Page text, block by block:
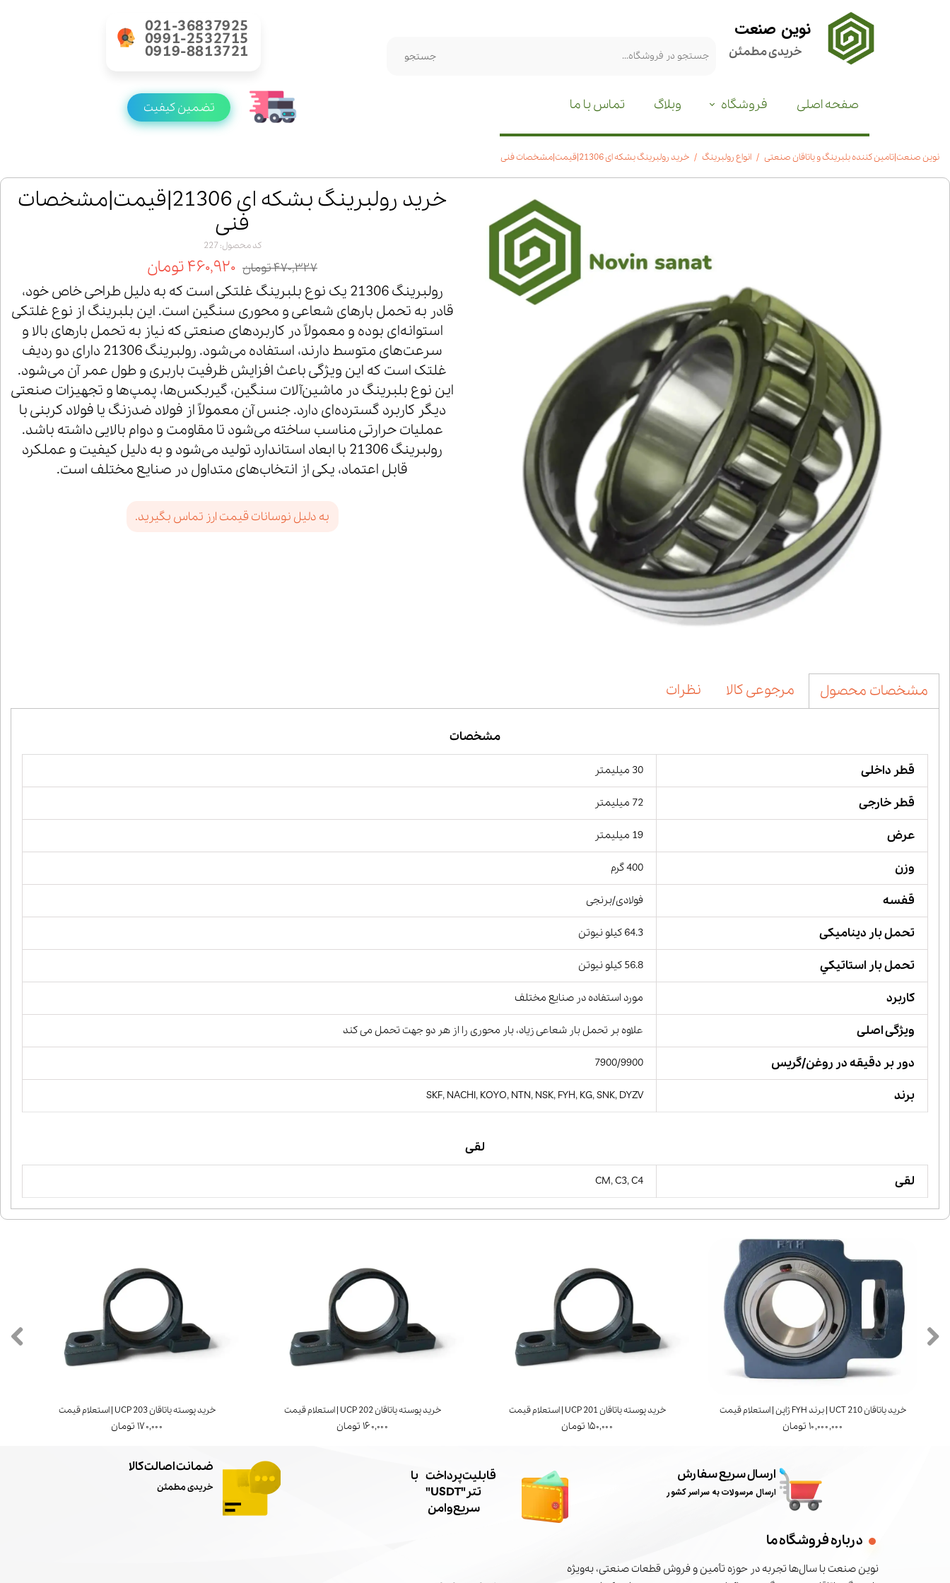
نوین صنعت
خریدی مطمئن
021-36837925
0991-2532715
0919-8813721 جستجو
تضمین کیفیت صفحه اصلی فروشگاه وبلاگ تماس با ما
نوین صنعت|تامین کننده بلبرینگ و یاتاقان صنعتی انواع رولبرینگ خرید رولبرینگ بشکه ای 21306|قیمت|مشخصات فنی
خرید رولبرینگ بشکه ای 21306|قیمت|مشخصات
فنی
کد محصول: 227
۴۷۰,۳۲۷ تومان ۴۶۰,۹۲۰ تومان
رولبرینگ 21306 یک نوع بلبرینگ غلتکی است که به دلیل طراحی خاص خود،
قادر به تحمل بارهای شعاعی و محوری سنگین است. این بلبرینگ از نوع غلتکی
استوانه‌ای بوده و معمولاً در کاربردهای صنعتی که نیاز به تحمل بارهای بالا و
سرعت‌های متوسط دارند، استفاده می‌شود. رولبرینگ 21306 دارای دو ردیف
غلتک است که این ویژگی باعث افزایش ظرفیت باربری و طول عمر آن می‌شود.
این نوع بلبرینگ در ماشین‌آلات سنگین، گیربکس‌ها، پمپ‌ها و تجهیزات صنعتی
دیگر کاربرد گسترده‌ای دارد. جنس آن معمولاً از فولاد ضدزنگ یا فولاد کربنی با
عملیات حرارتی مناسب ساخته می‌شود تا مقاومت و دوام بالایی داشته باشد.
رولبرینگ 21306 با ابعاد استاندارد تولید می‌شود و به دلیل کیفیت و عملکرد
قابل اعتماد، یکی از انتخاب‌های متداول در صنایع مختلف است.
به دلیل نوسانات قیمت ارز تماس بگیرید.
مشخصات محصول مرجوعی کالا نظرات
مشخصات
قطر داخلی 30 میلیمتر
قطر خارجی 72 میلیمتر
عرض 19 میلیمتر
وزن 400 گرم
قفسه فولادی/برنجی
تحمل بار دینامیکی 64.3 کیلو نیوتن
تحمل بار استاتيكي 56.8 کیلو نیوتن
کاربرد مورد استفاده در صنایع مختلف
ویژگی اصلی علاوه بر تحمل بار شعاعی زیاد، بار محوری را از هر دو جهت تحمل می کند
دور بر دقیقه در روغن/گریس 7900/9900
برند SKF, NACHI, KOYO, NTN, NSK, FYH, KG, SNK, DYZV
لقی
لقی CM, C3, C4
خرید پوسته یاتاقان UCP 203 | استعلام قیمت
۱۷۰,۰۰۰ تومان
خرید پوسته یاتاقان UCP 202 | استعلام قیمت
۱۶۰,۰۰۰ تومان
خرید پوسته یاتاقان UCP 201 | استعلام قیمت
۱۵۰,۰۰۰ تومان
خرید یاتاقان UCT 210 | برند FYH ژاپن | استعلام قیمت
۱۰,۰۰۰,۰۰۰ تومان
ارسال سریع سفارش
ارسال مرسولات به سراسر کشور
ضمانت اصالت کالا
خریدی مطمئن
درباره فروشگاه ما
نوین صنعت با سال‌ها تجربه در حوزه تأمین و فروش قطعات صنعتی، به‌ویژه
​قابلیت پرداخت با
تتر"USDT"
سریع و امن